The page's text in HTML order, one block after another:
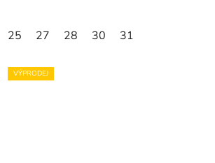
25 27 28 30 31
VÝPRODEJ